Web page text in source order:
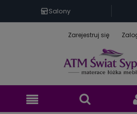
Salony
Zarejestruj się